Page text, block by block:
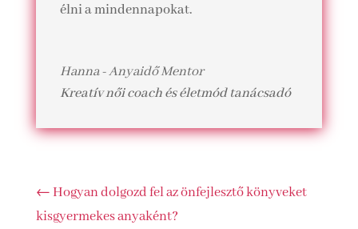
élni a mindennapokat.
Hanna - Anyaidő Mentor
Kreatív női coach és életmód tanácsadó
←Hogyan dolgozd fel az önfejlesztő könyveket
kisgyermekes anyaként?